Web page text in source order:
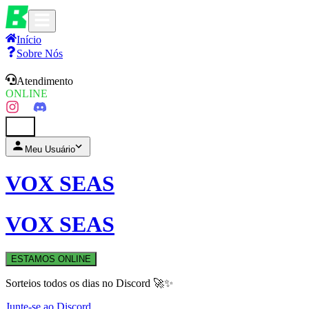
Início
Sobre Nós
Atendimento
ONLINE
Meu Usuário
VOX SEAS
VOX SEAS
ESTAMOS ONLINE
Sorteios todos os dias no Discord 🚀✨